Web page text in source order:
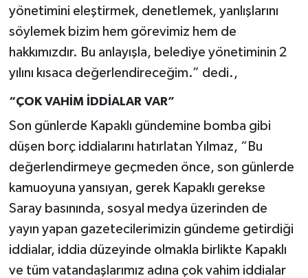
yönetimini eleştirmek, denetlemek, yanlışlarını
söylemek bizim hem görevimiz hem de
hakkımızdır. Bu anlayışla, belediye yönetiminin 2
yılını kısaca değerlendireceğim.” dedi.,
“ÇOK VAHİM İDDİALAR VAR”
Son günlerde Kapaklı gündemine bomba gibi
düşen borç iddialarını hatırlatan Yılmaz, “Bu
değerlendirmeye geçmeden önce, son günlerde
kamuoyuna yansıyan, gerek Kapaklı gerekse
Saray basınında, sosyal medya üzerinden de
yayın yapan gazetecilerimizin gündeme getirdiği
iddialar, iddia düzeyinde olmakla birlikte Kapaklı
ve tüm vatandaşlarımız adına çok vahim iddialar